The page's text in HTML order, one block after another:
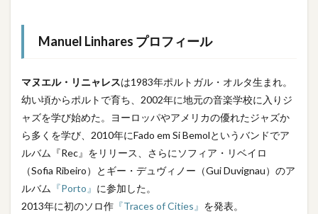
Manuel Linhares プロフィール
マヌエル・リニャレスは1983年ポルトガル・オルタ生まれ。
幼い頃からポルトで育ち、2002年に地元の音楽学校に入りジ
ャズを学び始めた。ヨーロッパやアメリカの優れたジャズか
ら多くを学び、2010年にFado em Si Bemolというバンドでア
ルバム『Rec』をリリース、さらにソフィア・リベイロ
（Sofia Ribeiro）とギー・デュヴィノー（Gui Duvignau）のア
ルバム 『Porto』 に参加した。
2013年に初のソロ作 『Traces of Cities』 を発表。